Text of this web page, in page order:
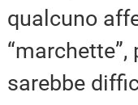
qualcuno
sarebbe